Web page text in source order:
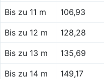
Bis zu 11 m 106,93
Bis zu 12 m 128,28
Bis zu 13 m 135,69
Bis zu 14 m 149,17